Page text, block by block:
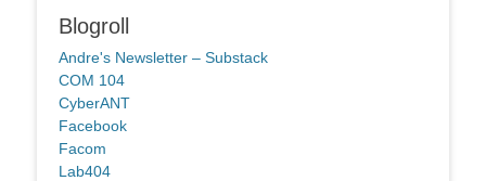
Blogroll
Andre's Newsletter – Substack
COM 104
CyberANT
Facebook
Facom
Lab404